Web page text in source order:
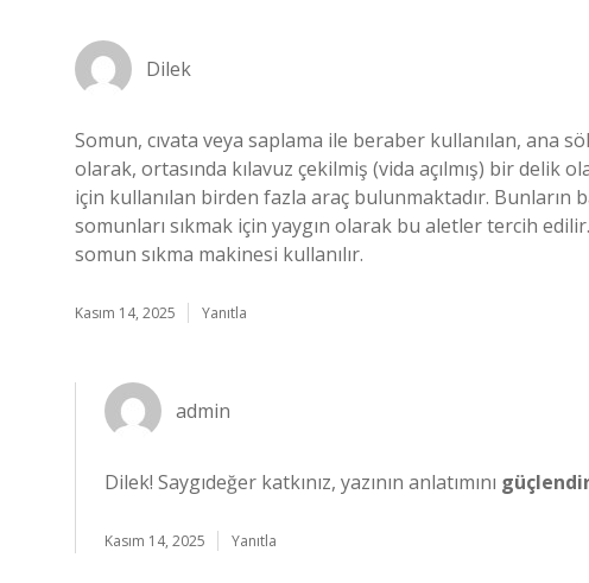
Dilek
Somun, cıvata veya saplama ile beraber kullanılan, ana
olarak, ortasında kılavuz çekilmiş (vida açılmış) bir delik
için kullanılan birden fazla araç bulunmaktadır. Bunların
somunları sıkmak için yaygın olarak bu aletler tercih
somun sıkma makinesi kullanılır.
Kasım 14, 2025 Yanıtla
admin
Dilek! Saygıdeğer katkınız, yazının anlatımını
Kasım 14, 2025 Yanıtla